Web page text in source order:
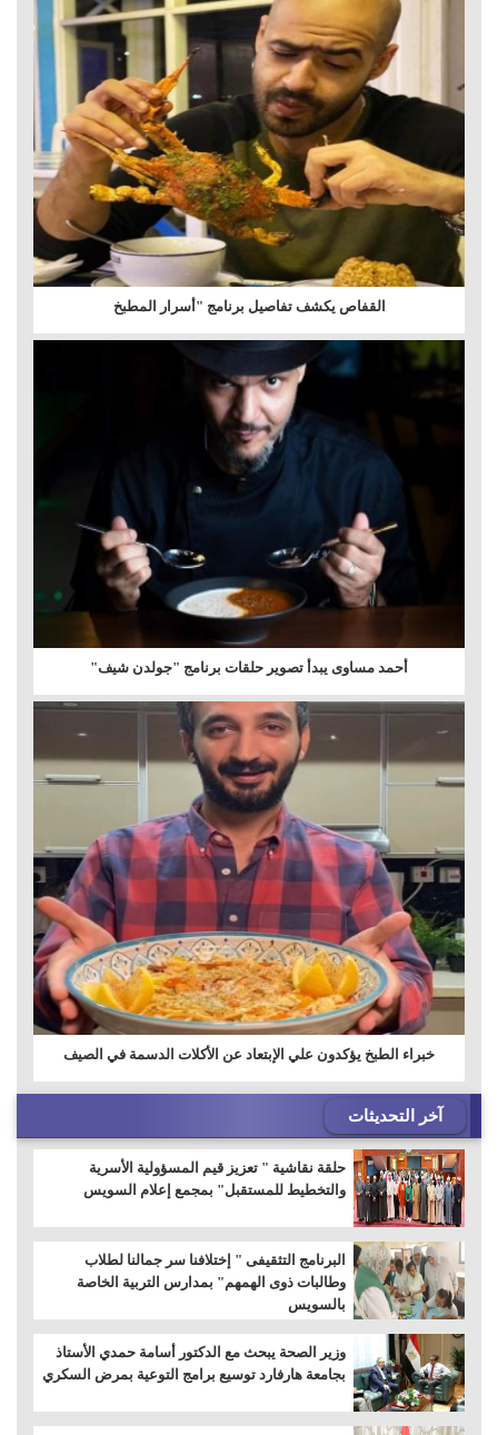
القفاص يكشف تفاصيل برنامج "أسرار المطبخ
أحمد مساوى يبدأ تصوير حلقات برنامج "جولدن شيف"
خبراء الطبخ يؤكدون علي الإبتعاد عن الأكلات الدسمة في الصيف
آخر التحديثات
حلقة نقاشية " تعزيز قيم المسؤولية الأسرية
والتخطيط للمستقبل" بمجمع إعلام السويس
البرنامج التثقيفى " إختلافنا سر جمالنا لطلاب
وطالبات ذوى الهمهم" بمدارس التربية الخاصة
بالسويس
وزير الصحة يبحث مع الدكتور أسامة حمدي الأستاذ
بجامعة هارفارد توسيع برامج التوعية بمرض السكري